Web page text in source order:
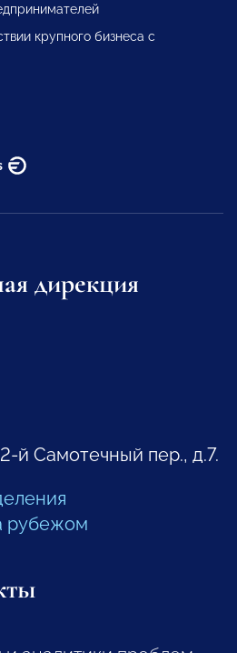
крупного бизнеса с
дирекция
й Самотечный пер., д.7.
рубежом